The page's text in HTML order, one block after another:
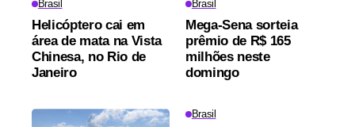
Brasil
Helicóptero cai em
área de mata na Vista
Chinesa, no Rio de
Janeiro
Brasil
Mega-Sena sorteia
prêmio de R$ 165
milhões neste
domingo
Brasil